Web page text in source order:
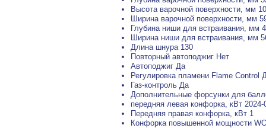
Высота варочной поверхности, мм
Ширина варочной поверхности, мм
Глубина ниши для встраивания, мм
Ширина ниши для встраивания, мм
Длина шнура 130
Повторный автоподжиг Нет
Автоподжиг Да
Регулировка пламени Flame Control
Газ-контроль Да
Дополнительные форсунки для
передняя левая конфорка, кВт 2024-
Передняя правая конфорка, кВт 1
Конфорка повышенной мощности